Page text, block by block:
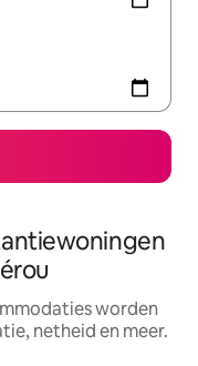
worden
netheid en meer.